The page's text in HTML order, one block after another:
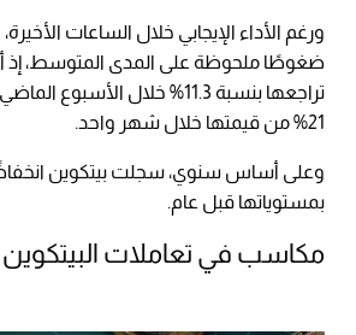
ورغم الأداء الإيجابي خلال الساعات الأخيرة،
ضغوطًا ملحوظة على المدى المتوسط، إذ
تراجعها بنسبة 11.3% خلال
21% من قيمتها خلال شهر واحد.
بمستوياتها قبل عام.
مكاسب في تعاملات البيتكوين